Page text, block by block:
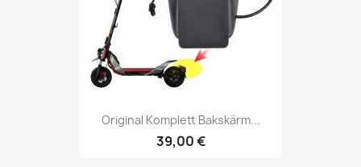
Original Komplett Bakskärm...
39,00 €